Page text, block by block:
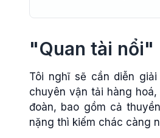
"Quan tài nổi"
Tôi nghĩ sẽ cần diễn
chuyên vận tải hàng
đoàn, bao gồm cả
nặng thì kiếm chác càng